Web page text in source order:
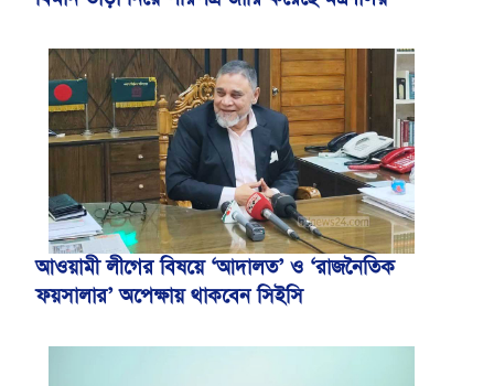
আওয়ামী লীগের বিষয়ে ‘আদালত’ ও ‘রাজনৈতিক
ফয়সালার’ অপেক্ষায় থাকবেন সিইসি